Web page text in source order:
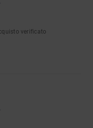
verificato